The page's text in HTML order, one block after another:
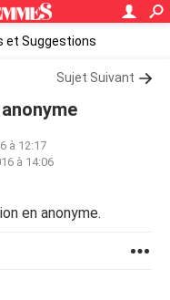
et Suggestions
Sujet Suivant
à 12:17
à 14:06
en anonyme.